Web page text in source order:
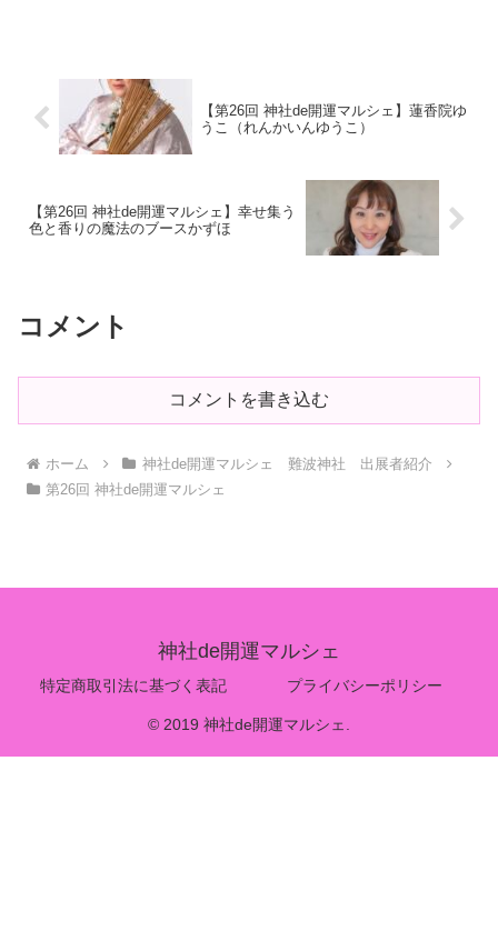
【第26回 神社de開運マルシェ】蓮香院ゆ
うこ（れんかいんゆうこ）
【第26回 神社de開運マルシェ】幸せ集う
色と香りの魔法のブースかずほ
コメント
コメントを書き込む
ホーム
神社de開運マルシェ 難波神社 出展者紹介
第26回 神社de開運マルシェ
神社de開運マルシェ
特定商取引法に基づく表記 プライバシーポリシー
© 2019 神社de開運マルシェ.